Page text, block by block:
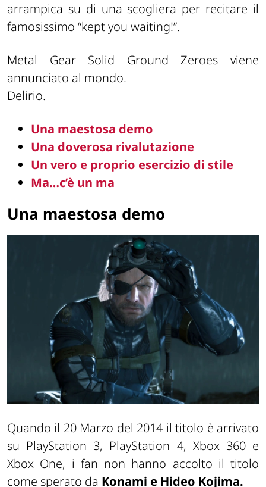
arrampica su di una scogliera per recitare il
famosissimo “kept you waiting!”.
Metal Gear Solid Ground Zeroes viene
annunciato al mondo.
Delirio.
Una maestosa demo
Una doverosa rivalutazione
Un vero e proprio esercizio di stile
Ma…c’è un ma
Una maestosa demo
Quando il 20 Marzo del 2014 il titolo è arrivato
su PlayStation 3, PlayStation 4, Xbox 360 e
Xbox One, i fan non hanno accolto il titolo
come sperato da Konami e Hideo Kojima.